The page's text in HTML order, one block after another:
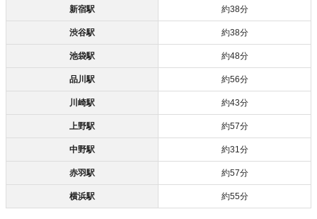
新宿駅 約38分
渋谷駅 約38分
池袋駅 約48分
品川駅 約56分
川崎駅 約43分
上野駅 約57分
中野駅 約31分
赤羽駅 約57分
横浜駅 約55分